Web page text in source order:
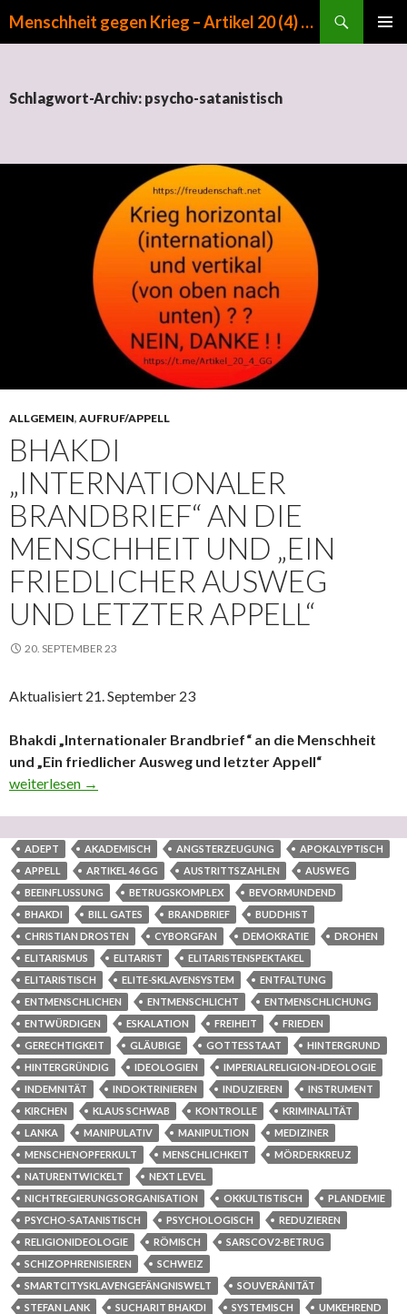
Menschheit gegen Krieg – Artikel 20 (4) GG
Schlagwort-Archiv: psycho-satanistisch
ALLGEMEIN, AUFRUF/APPELL
BHAKDI
„INTERNATIONALER
BRANDBRIEF“ AN DIE
MENSCHHEIT UND „EIN
FRIEDLICHER AUSWEG
UND LETZTER APPELL“
20. SEPTEMBER 23
Aktualisiert 21. September 23
Bhakdi „Internationaler Brandbrief“ an die Menschheit
und „Ein friedlicher Ausweg und letzter Appell“
Bhakdi „Internationaler Brandbrief“ an die Menschheit und
weiterlesen →
ADEPT AKADEMISCH ANGSTERZEUGUNG
APOKALYPTISCH
APPELL
ARTIKEL 46 GG AUSTRITTSZAHLEN
AUSWEG
BEEINFLUSSUNG
BETRUGSKOMPLEX
BEVORMUNDEND
BHAKDI
BILL GATES BRANDBRIEF
BUDDHIST
CHRISTIAN DROSTEN
CYBORGFAN DEMOKRATIE
DROHEN
ELITARISMUS
ELITARIST
ELITARISTENSPEKTAKEL
ELITARISTISCH
ELITE-SKLAVENSYSTEM
ENTFALTUNG
ENTMENSCHLICHEN
ENTMENSCHLICHT
ENTMENSCHLICHUNG
ENTWÜRDIGEN
ESKALATION FREIHEIT
FRIEDEN
GERECHTIGKEIT
GLÄUBIGE GOTTESSTAAT
HINTERGRUND
HINTERGRÜNDIG
IDEOLOGIEN
IMPERIALRELIGION-IDEOLOGIE
INDEMNITÄT
INDOKTRINIEREN INDUZIEREN
INSTRUMENT
KIRCHEN
KLAUS SCHWAB KONTROLLE
KRIMINALITÄT
LANKA
MANIPULATIV MANIPULTION
MEDIZINER
MENSCHENOPFERKULT
MENSCHLICHKEIT
MÖRDERKREUZ
NATURENTWICKELT
NEXT LEVEL
NICHTREGIERUNGSORGANISATION
OKKULTISTISCH
PLANDEMIE
PSYCHO-SATANISTISCH
PSYCHOLOGISCH
REDUZIEREN
RELIGIONIDEOLOGIE
RÖMISCH
SARSCOV2-BETRUG
SCHIZOPHRENISIEREN
SCHWEIZ
SMARTCITYSKLAVENGEFÄNGNISWELT
SOUVERÄNITÄT
STEFAN LANK
SUCHARIT BHAKDI SYSTEMISCH
UMKEHREND